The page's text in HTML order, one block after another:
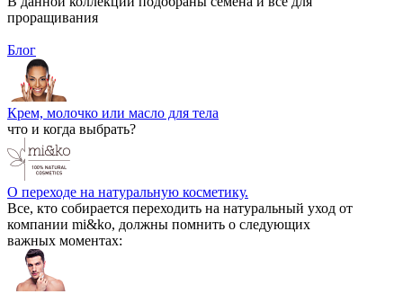
проращивания
Блог
Крем, молочко или масло для тела
что и когда выбрать?
О переходе на натуральную косметику.
Все, кто собирается переходить на натуральный уход от
компании mi&ko, должны помнить о следующих
важных моментах: